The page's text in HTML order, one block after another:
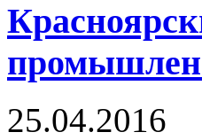
25.04.2016